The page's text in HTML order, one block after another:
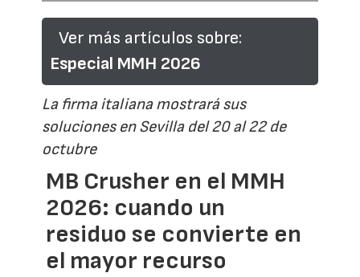
Ver más artículos sobre:
Especial MMH 2026
La firma italiana mostrará sus
soluciones en Sevilla del 20 al 22 de
octubre
MB Crusher en el MMH
2026: cuando un
residuo se convierte en
el mayor recurso